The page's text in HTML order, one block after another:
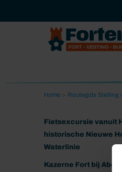
Home Routegids Stelling
Fietsexcursie vanuit
historische Nieuwe
Waterlinie
Kazerne Fort bij